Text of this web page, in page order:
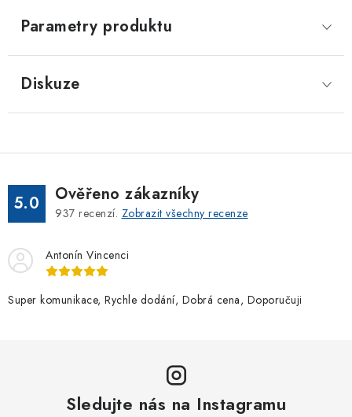
Parametry produktu
Diskuze
5.0 Ověřeno zákazníky
937 recenzí. Zobrazit všechny recenze
Antonín Vincenci
Super komunikace, Rychle dodání, Dobrá cena, Doporučuji
Sledujte nás na Instagramu